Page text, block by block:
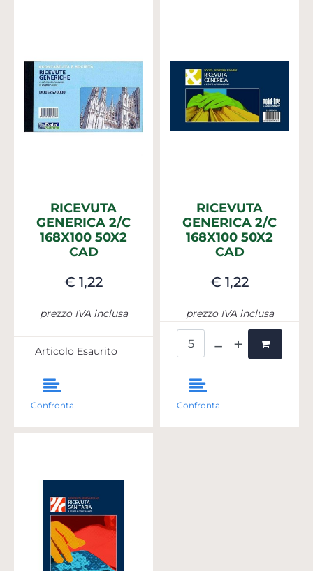
RICEVUTA
GENERICA 2/C
168X100 50X2
CAD
€ 1,22
prezzo IVA inclusa
Articolo Esaurito
Confronta
RICEVUTA
GENERICA 2/C
168X100 50X2
CAD
€ 1,22
prezzo IVA inclusa
Confronta